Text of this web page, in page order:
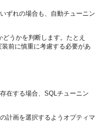
ずれの場合も、自動チューニン
うかを判断します。たとえ
前に慎重に考慮する必要があ
在する場合、SQLチューニン
計画を選択するようオプティマ